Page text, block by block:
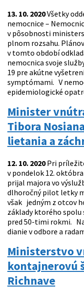
13. 10. 2020Všetky
nemocnice –
v pôsobnosti
plnom rozsahu.
v tomto období
nemocnica svoje
19 pre akútne
symptómami. V
epidemiologické
Minister
Tibora
lietania a
12. 10. 2020Pri
v pondelok 12.
prijal majora vo
dlhoročný pilot letky
však jedným z otcov
základy ktorého
pred 50-timi rokmi.
dianie v odbore a
Ministerstvo
kontajnerovú
Richnave